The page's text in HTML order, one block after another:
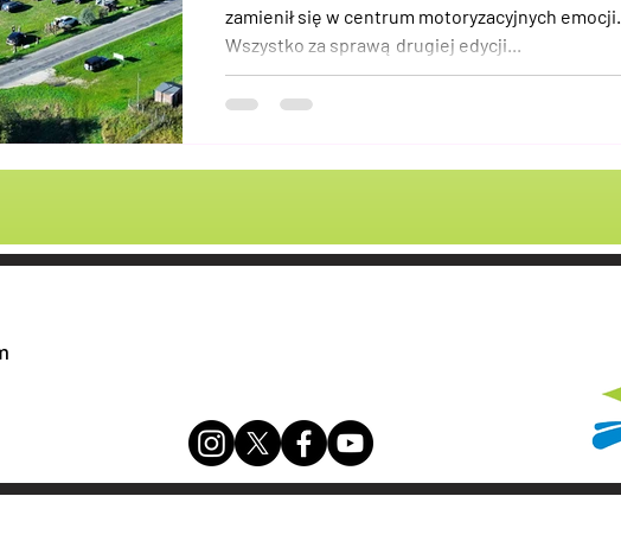
zamienił się w centrum motoryzacyjnych emocji.
Wszystko za sprawą drugiej edycji...